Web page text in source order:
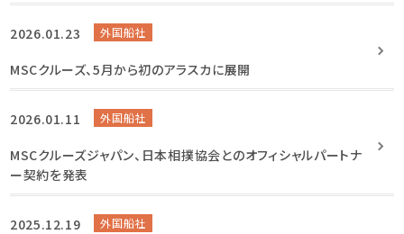
2026.01.23 外国船社
MSCクルーズ、5月から初のアラスカに展開
2026.01.11 外国船社
MSCクルーズジャパン、日本相撲協会とのオフィシャルパートナ
ー契約を発表
2025.12.19 外国船社